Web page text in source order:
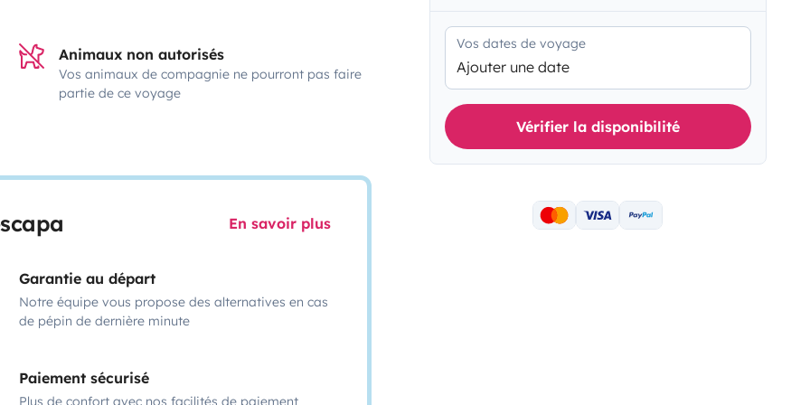
Animaux non autorisés
Vos animaux de compagnie ne pourront pas faire
partie de ce voyage
En savoir plus
Garantie au départ
Notre équipe vous propose des alternatives en cas
de pépin de dernière minute
Paiement sécurisé
Plus de confort avec nos facilités de paiement
Vos dates de voyage
Ajouter une date
Vérifier la disponibilité